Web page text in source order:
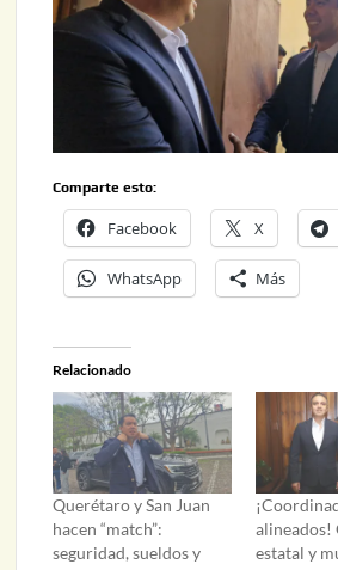
Comparte esto:
Facebook X
WhatsApp Más
Relacionado
Querétaro y San Juan
hacen “match”:
seguridad, sueldos y
alineados!
estatal y